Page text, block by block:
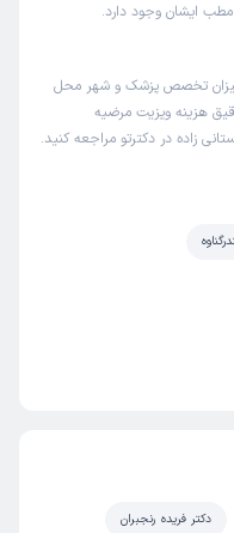
مطب ایشان وجود دارد.
میزان تخصص پزشک و شهر محل
هزینه ویزیت مرضیه
زاده در دکترتو مراجعه کنید.
دکتر فریده رنجبران